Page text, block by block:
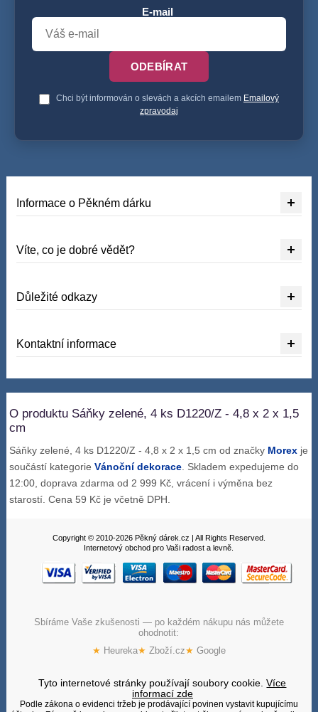
E-mail
ODEBÍRAT
Chci být informován o slevách a akcích emailem Emailový
zpravodaj
Informace o Pěkném dárku
Víte, co je dobré vědět?
Důležité odkazy
Kontaktní informace
O produktu Sáňky zelené, 4 ks D1220/Z - 4,8 x 2 x 1,5
cm
Sáňky zelené, 4 ks D1220/Z - 4,8 x 2 x 1,5 cm od značky Morex je
součástí kategorieVánoční dekorace . Skladem expedujeme do
12:00, doprava zdarma od 2 999 Kč, vrácení i výměna bez
starostí. Cena 59 Kč je včetně DPH.
Copyright © 2010-2026 Pěkný dárek.cz | All Rights Reserved.
Internetový obchod pro Vaši radost a levně.
Sbíráme Vaše zkušenosti — po každém nákupu nás můžete
ohodnotit:
★ Heureka★ Zboží.cz★ Google
Tyto internetové stránky používají soubory cookie.Více
informací zde
Podle zákona o evidenci tržeb je prodávající povinen vystavit kupujícímu